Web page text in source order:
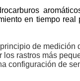
en tiempo
de
rastros más
configuración de